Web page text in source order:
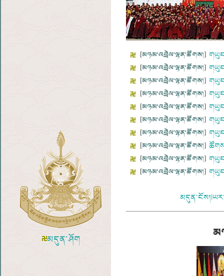
མདུན་ཤོག
[མཉམ་འབྲེལ་ལྷན་ཚོགས།]
[མཉམ་འབྲེལ་ལྷན་ཚོགས།]
[མཉམ་འབྲེལ་ལྷན་ཚོགས།]
[མཉམ་འབྲེལ་ལྷན་ཚོགས།]
[མཉམ་འབྲེལ་ལྷན་ཚོགས།]
[མཉམ་འབྲེལ་ལྷན་ཚོགས།]
[མཉམ་འབྲེལ་ལྷན་ཚོགས།]
[མཉམ་འབྲེལ་ལྷན་ཚོགས།]
[མཉམ་འབྲེལ་ལྷན་ཚོགས།]
[མཉམ་འབྲེལ་ལྷན་ཚོགས།]
མདུན་ངོས།|